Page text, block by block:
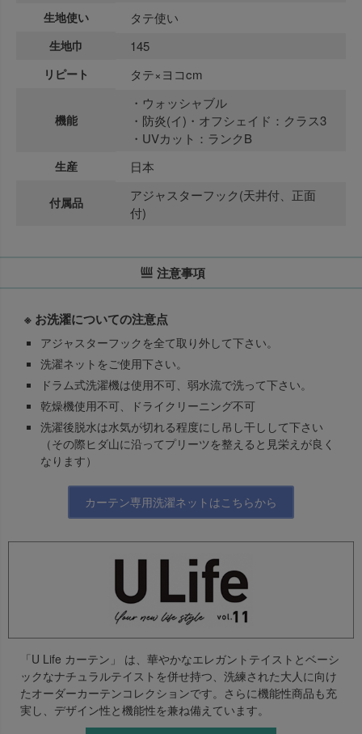
生地使い タテ使い
生地巾 145
リピート タテ×ヨコcm
機能
・ウォッシャブル
・防炎(イ)・オフシェイド：クラス3
・UVカット：ランクB
生産 日本
付属品
アジャスターフック(天井付、正面
付)
注意事項
※ お洗濯についての注意点
アジャスターフックを全て取り外して下さい。
洗濯ネットをご使用下さい。
ドラム式洗濯機は使用不可、弱水流で洗って下さい。
乾燥機使用不可、ドライクリーニング不可
洗濯後脱水は水気が切れる程度にし吊し干しして下さい
（その際ヒダ山に沿ってプリーツを整えると見栄えが良く
なります）
カーテン専用洗濯ネットはこちらから
「U Life カーテン」 は、華やかなエレガントテイストとベーシ
ックなナチュラルテイストを併せ持つ、洗練された大人に向け
たオーダーカーテンコレクションです。さらに機能性商品も充
実し、デザイン性と機能性を兼ね備えています。